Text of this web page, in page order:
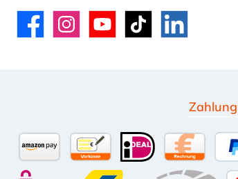
FacebookInstagramYouTube TikTok LinkedIn
iDEAL Kauf auf
Amazon PayVorkasse per Überweisung